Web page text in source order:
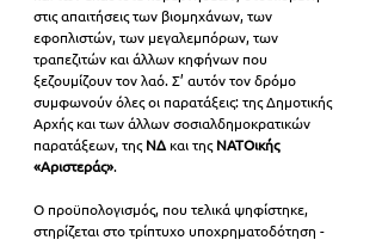
στις απαιτήσεις των βιομηχάνων, των
εφοπλιστών, των μεγαλεμπόρων, των
τραπεζιτών και άλλων κηφήνων που
ξεζουμίζουν τον λαό. Σ’ αυτόν τον δρόμο
συμφωνούν όλες οι παρατάξεις: της Δημοτικής
Αρχής και των άλλων σοσιαλδημοκρατικών
παρατάξεων, της ΝΔ και της ΝΑΤΟικής
«Αριστεράς».
Ο προϋπολογισμός, που τελικά ψηφίστηκε,
στηρίζεται στο τρίπτυχο υποχρηματοδότηση -